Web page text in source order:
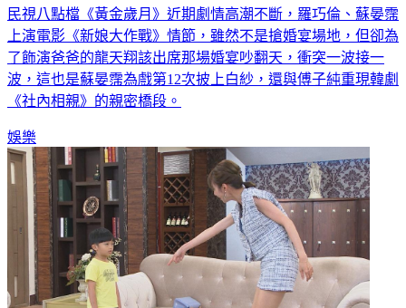
民視八點檔《黃金歲月》近期劇情高潮不斷，羅巧倫、蘇晏霈
上演電影《新娘大作戰》情節，雖然不是搶婚宴場地，但卻為
了飾演爸爸的龍天翔該出席那場婚宴吵翻天，衝突一波接一
波，這也是蘇晏霈為戲第12次披上白紗，還與傅子純重現韓劇
《社內相親》的親密橋段。
娛樂